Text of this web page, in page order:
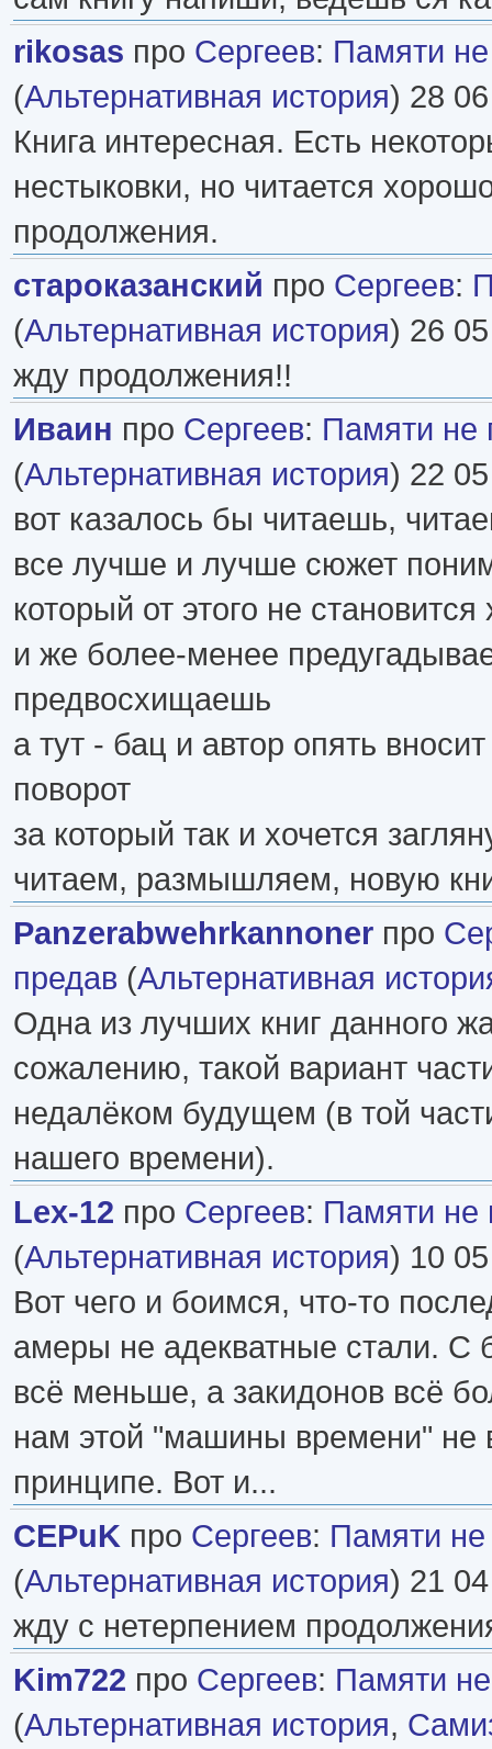
rikosas про Сергеев: Памяти
(Альтернативная история) 28 06
Книга интересная. Есть
нестыковки, но читается
продолжения.
староказанский про Сергеев:
(Альтернативная история) 26 05
жду продолжения!!
Иваин про Сергеев: Памяти не
(Альтернативная история) 22 05
вот казалось бы читаешь,
все лучше и лучше сюжет
который от этого не становится
и же более-менее
предвосхищаешь
а тут - бац и автор опять
поворот
за который так и хочется
читаем, размышляем, новую
Panzerabwehrkannoner про
предав (Альтернативная
Одна из лучших книг данного
сожалению, такой вариант
недалёком будущем (в той
нашего времени).
Lex-12 про Сергеев: Памяти не
(Альтернативная история) 10 05
Вот чего и боимся, что-то
амеры не адекватные стали. С
всё меньше, а закидонов всё
нам этой "машины времени" не
принципе. Вот и...
CEPuK про Сергеев: Памяти не
(Альтернативная история) 21 04
жду с нетерпением
Kim722 про Сергеев: Памяти
(Альтернативная история,